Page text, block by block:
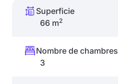
Superficie
66 m2
Nombre de chambres
3